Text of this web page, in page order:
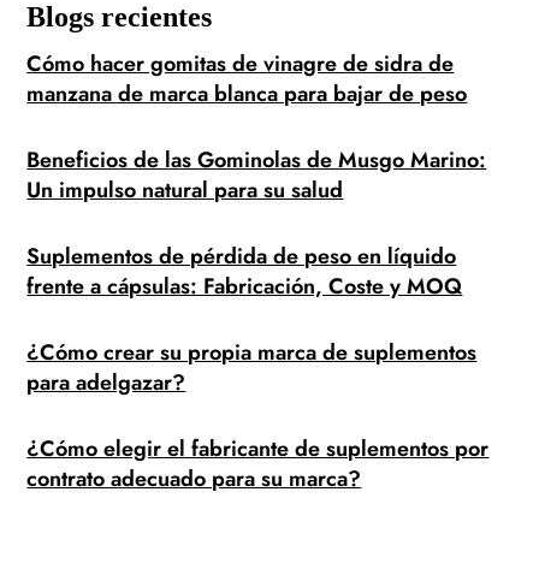
Blogs recientes
Cómo hacer gomitas de vinagre de sidra de
manzana de marca blanca para bajar de peso
Beneficios de las Gominolas de Musgo Marino:
Un impulso natural para su salud
Suplementos de pérdida de peso en líquido
frente a cápsulas: Fabricación, Coste y MOQ
¿Cómo crear su propia marca de suplementos
para adelgazar?
¿Cómo elegir el fabricante de suplementos por
contrato adecuado para su marca?